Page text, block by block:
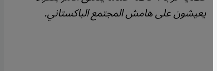
يعيشون على هامش المجتمع الباكستاني.